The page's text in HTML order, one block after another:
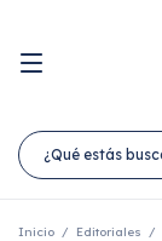
Inicio / Editoriales /